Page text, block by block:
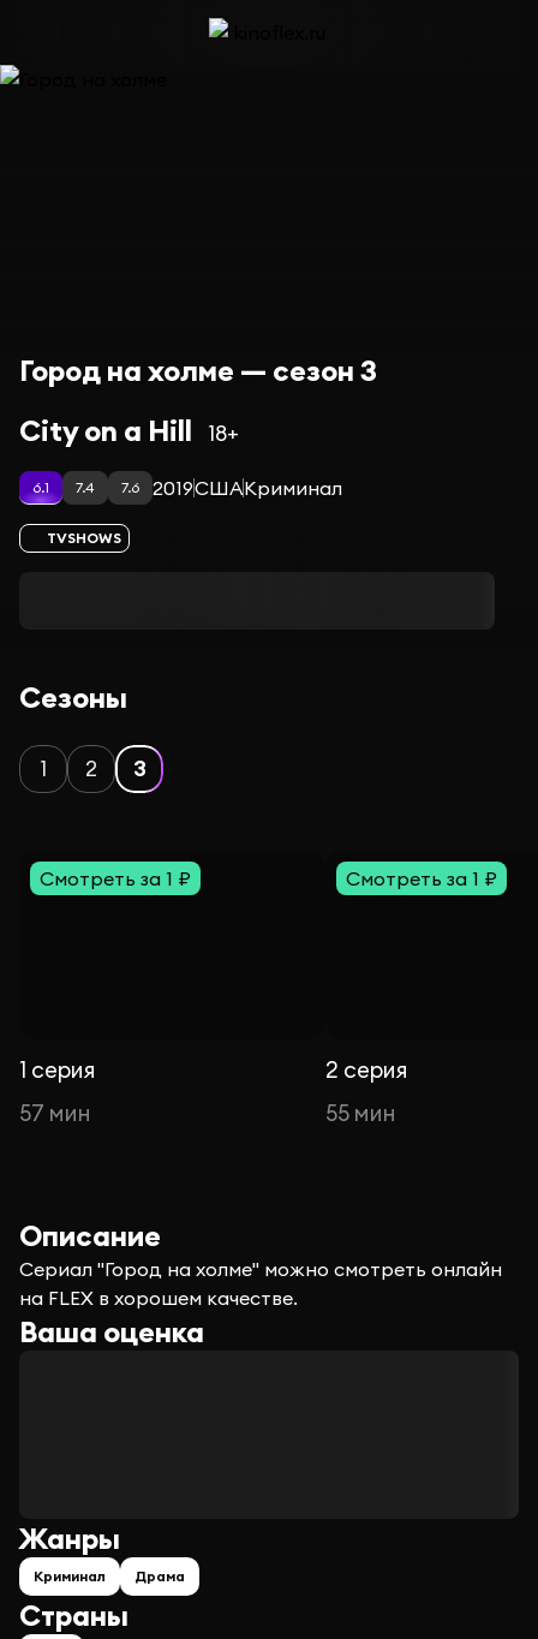
Город на холме — сезон 3
City on a Hill
18+
6.1 7.4 7.6 2019СШАКриминал
TVSHOWS
Сезоны
1 2 3
Смотреть за 1 ₽
1 серия
57 мин
Смотреть за 1 ₽
2 серия
55 мин
Описание
Сериал "Город на холме" можно смотреть онлайн
на FLEX в хорошем качестве.
Ваша оценка
Страны
Жанры
Криминал Драма